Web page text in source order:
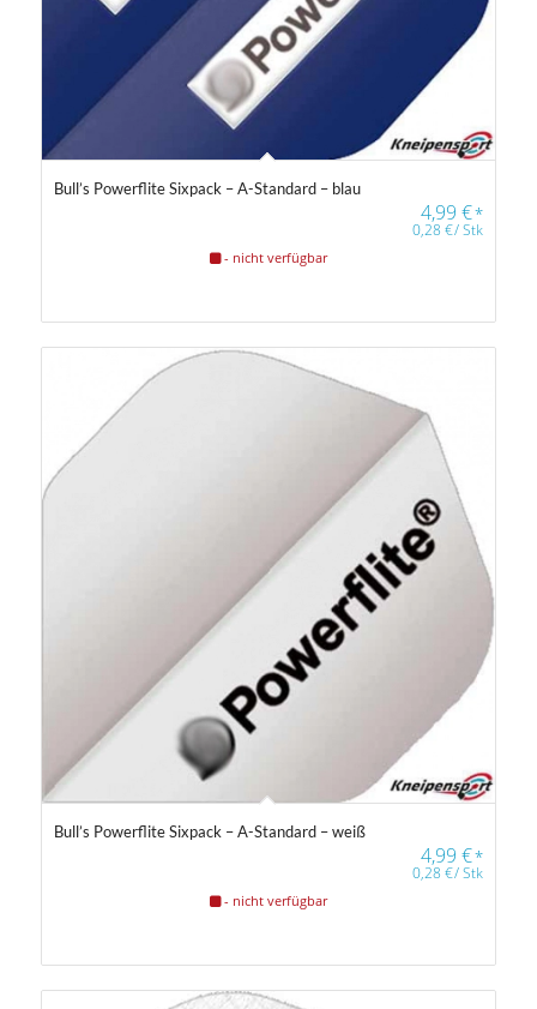
Bull’s Powerflite Sixpack – A-Standard – blau
4,99€*
0,28€/Stk
- nicht verfügbar
Bull’s Powerflite Sixpack – A-Standard – weiß
4,99€*
0,28€/Stk
- nicht verfügbar